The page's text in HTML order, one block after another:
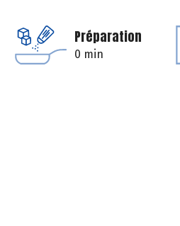
Préparation
0 min